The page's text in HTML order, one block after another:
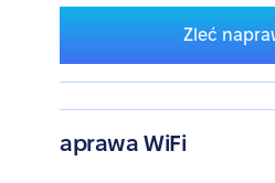
Zleć
Naprawa WiFi